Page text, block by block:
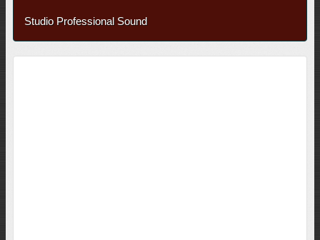
Studio Professional Sound